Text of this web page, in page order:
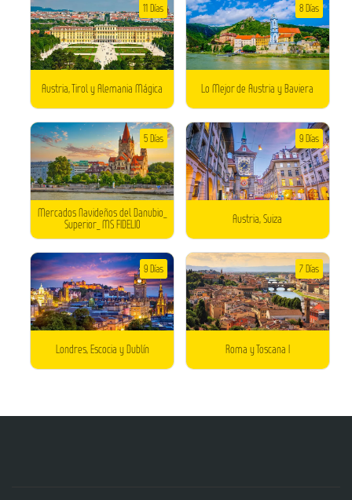
Austria, Tirol y Alemania Mágica
11 Días
Lo Mejor de Austria y Baviera
8 Días
Mercados Navideños del Danubio_
Superior_ MS FIDELIO
5 Días
Austria, Suiza
9 Días
Londres, Escocia y Dublín
9 Días
Roma y Toscana I
7 Días